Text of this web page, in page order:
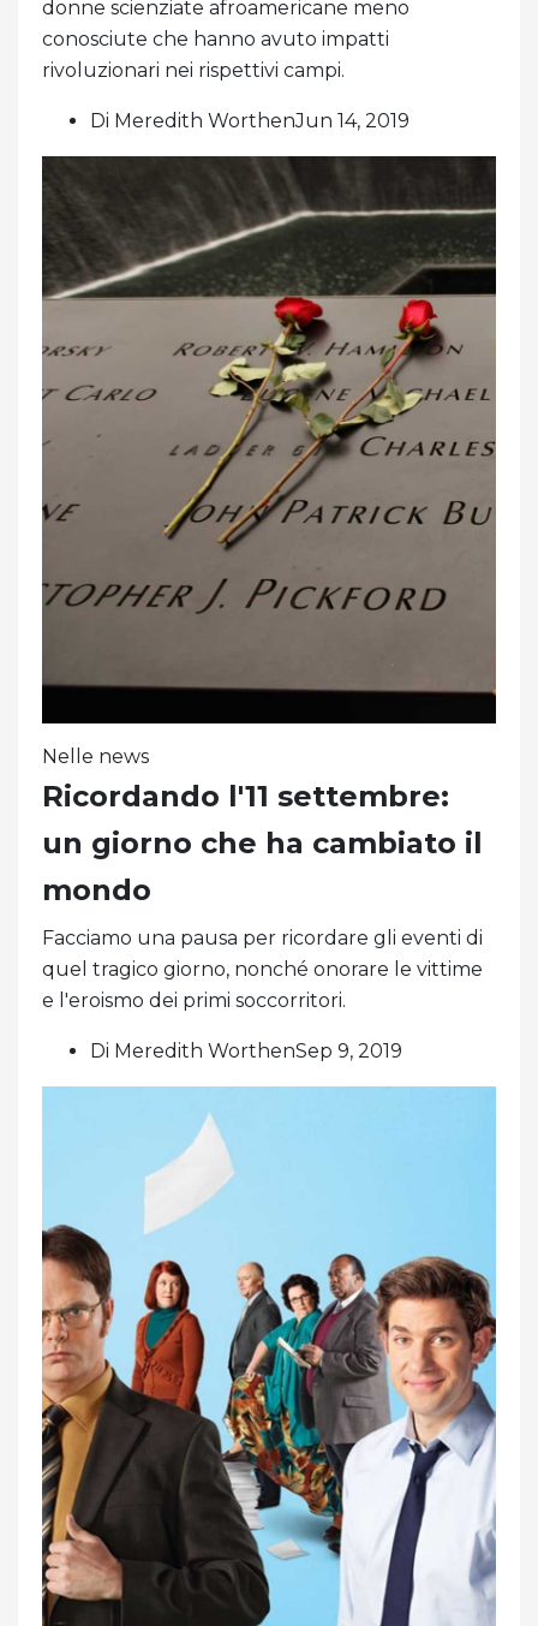
donne scienziate afroamericane meno
conosciute che hanno avuto impatti
rivoluzionari nei rispettivi campi.
Di Meredith WorthenJun 14, 2019
Nelle news
Ricordando l'11 settembre:
un giorno che ha cambiato il
mondo
Facciamo una pausa per ricordare gli eventi di
quel tragico giorno, nonché onorare le vittime
e l'eroismo dei primi soccorritori.
Di Meredith WorthenSep 9, 2019